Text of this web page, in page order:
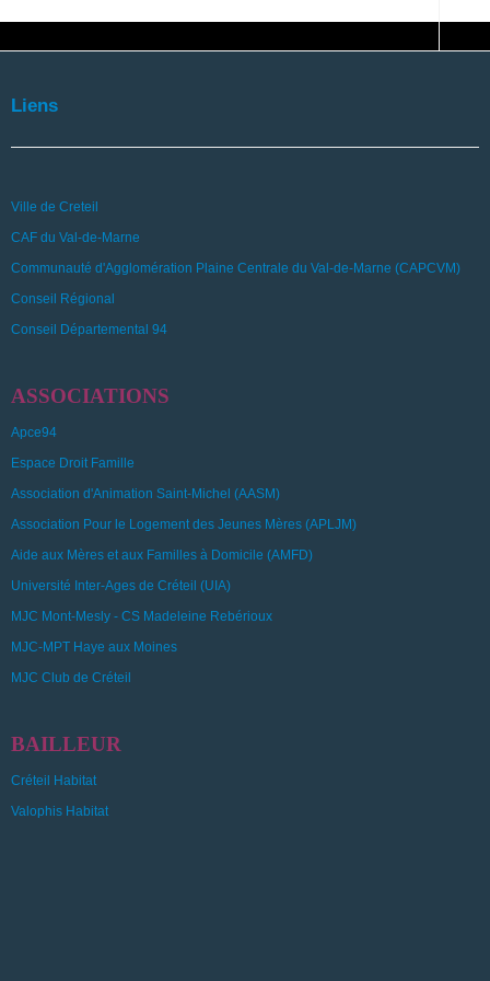
Liens
Ville de Creteil
CAF du Val-de-Marne
Communauté d'Agglomération Plaine Centrale du Val-de-Marne (CAPCVM)
Conseil Régional
Conseil Départemental 94
ASSOCIATIONS
Apce94
Espace Droit Famille
Association d'Animation Saint-Michel (AASM)
Association Pour le Logement des Jeunes Mères (APLJM)
Aide aux Mères et aux Familles à Domicile (AMFD)
Université Inter-Ages de Créteil (UIA)
MJC Mont-Mesly - CS Madeleine Rebérioux
MJC-MPT Haye aux Moines
MJC Club de Créteil
BAILLEUR
Créteil Habitat
Valophis Habitat